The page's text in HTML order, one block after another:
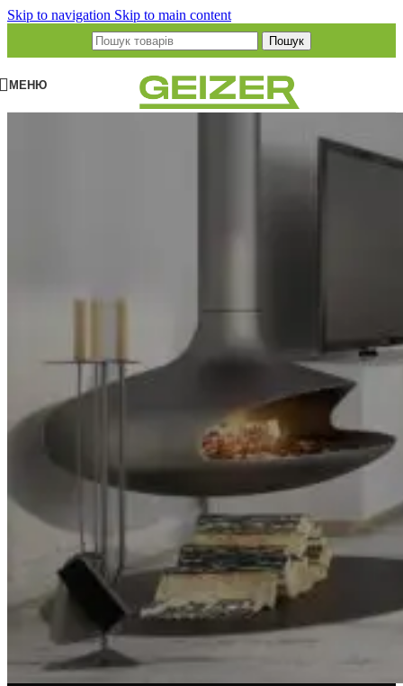
Skip to navigation Skip to main content
Пошук
МЕНЮ